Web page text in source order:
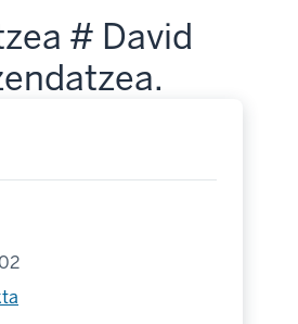
# David